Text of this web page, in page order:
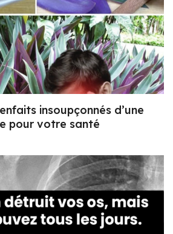
insoupçonnés d’une
pour votre santé